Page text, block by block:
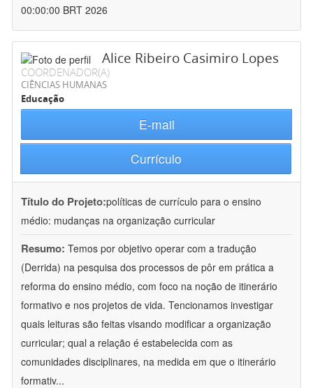
00:00:00 BRT 2026
Alice Ribeiro Casimiro Lopes
COORDENADOR(A)
CIÊNCIAS HUMANAS
Educação
E-mail
Currículo
Título do Projeto:políticas de currículo para o ensino
médio: mudanças na organização curricular
Resumo: Temos por objetivo operar com a tradução
(Derrida) na pesquisa dos processos de pôr em prática a
reforma do ensino médio, com foco na noção de itinerário
formativo e nos projetos de vida. Tencionamos investigar
quais leituras são feitas visando modificar a organização
curricular; qual a relação é estabelecida com as
comunidades disciplinares, na medida em que o itinerário
formativ...